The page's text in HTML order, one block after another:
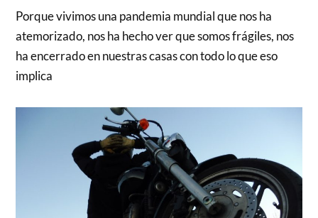
Porque vivimos una pandemia mundial que nos ha
atemorizado, nos ha hecho ver que somos frágiles, nos
ha encerrado en nuestras casas con todo lo que eso
implica